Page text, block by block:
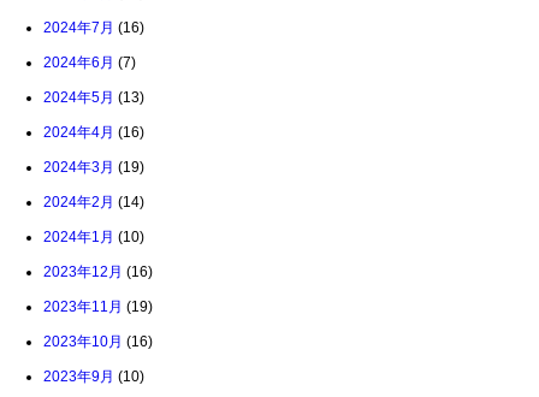
2024年7月 (16)
2024年6月 (7)
2024年5月 (13)
2024年4月 (16)
2024年3月 (19)
2024年2月 (14)
2024年1月 (10)
2023年12月 (16)
2023年11月 (19)
2023年10月 (16)
2023年9月 (10)